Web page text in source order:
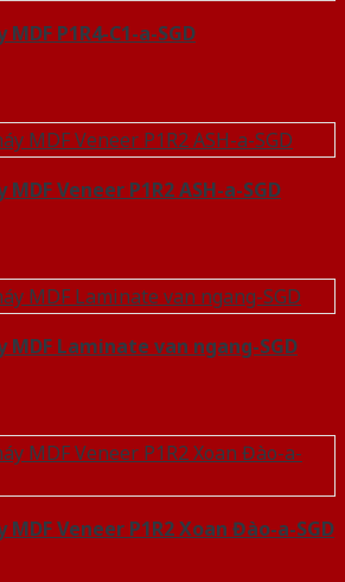
P1R4-C1-a-SGD
Veneer P1R2 ASH-a-SGD
MDF Laminate van ngang-SGD
MDF Veneer P1R2 Xoan Đào-a-SGD